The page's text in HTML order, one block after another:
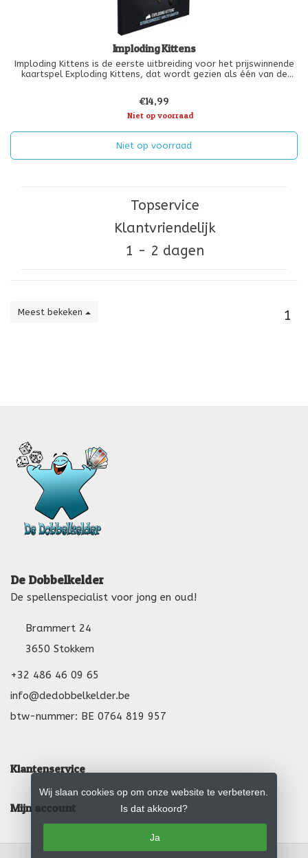
Imploding Kittens
Imploding Kittens is de eerste uitbreiding voor het prijswinnende
kaartspel Exploding Kittens, dat wordt gezien als één van de
€14,99
Niet op voorraad
Niet op voorraad
Topservice
Klantvriendelijk
1 - 2 dagen
Meest bekeken 1
De Dobbelkelder
De spellenspecialist voor jong en oud!
Brammert 24
3650 Stokkem
+32 486 46 09 65
info@dedobbelkelder.be
btw-nummer: BE 0764 819 957
Klantenservice
Mijn account
Wij slaan cookies op om onze website te verbeteren.
Is dat akkoord?
Ja